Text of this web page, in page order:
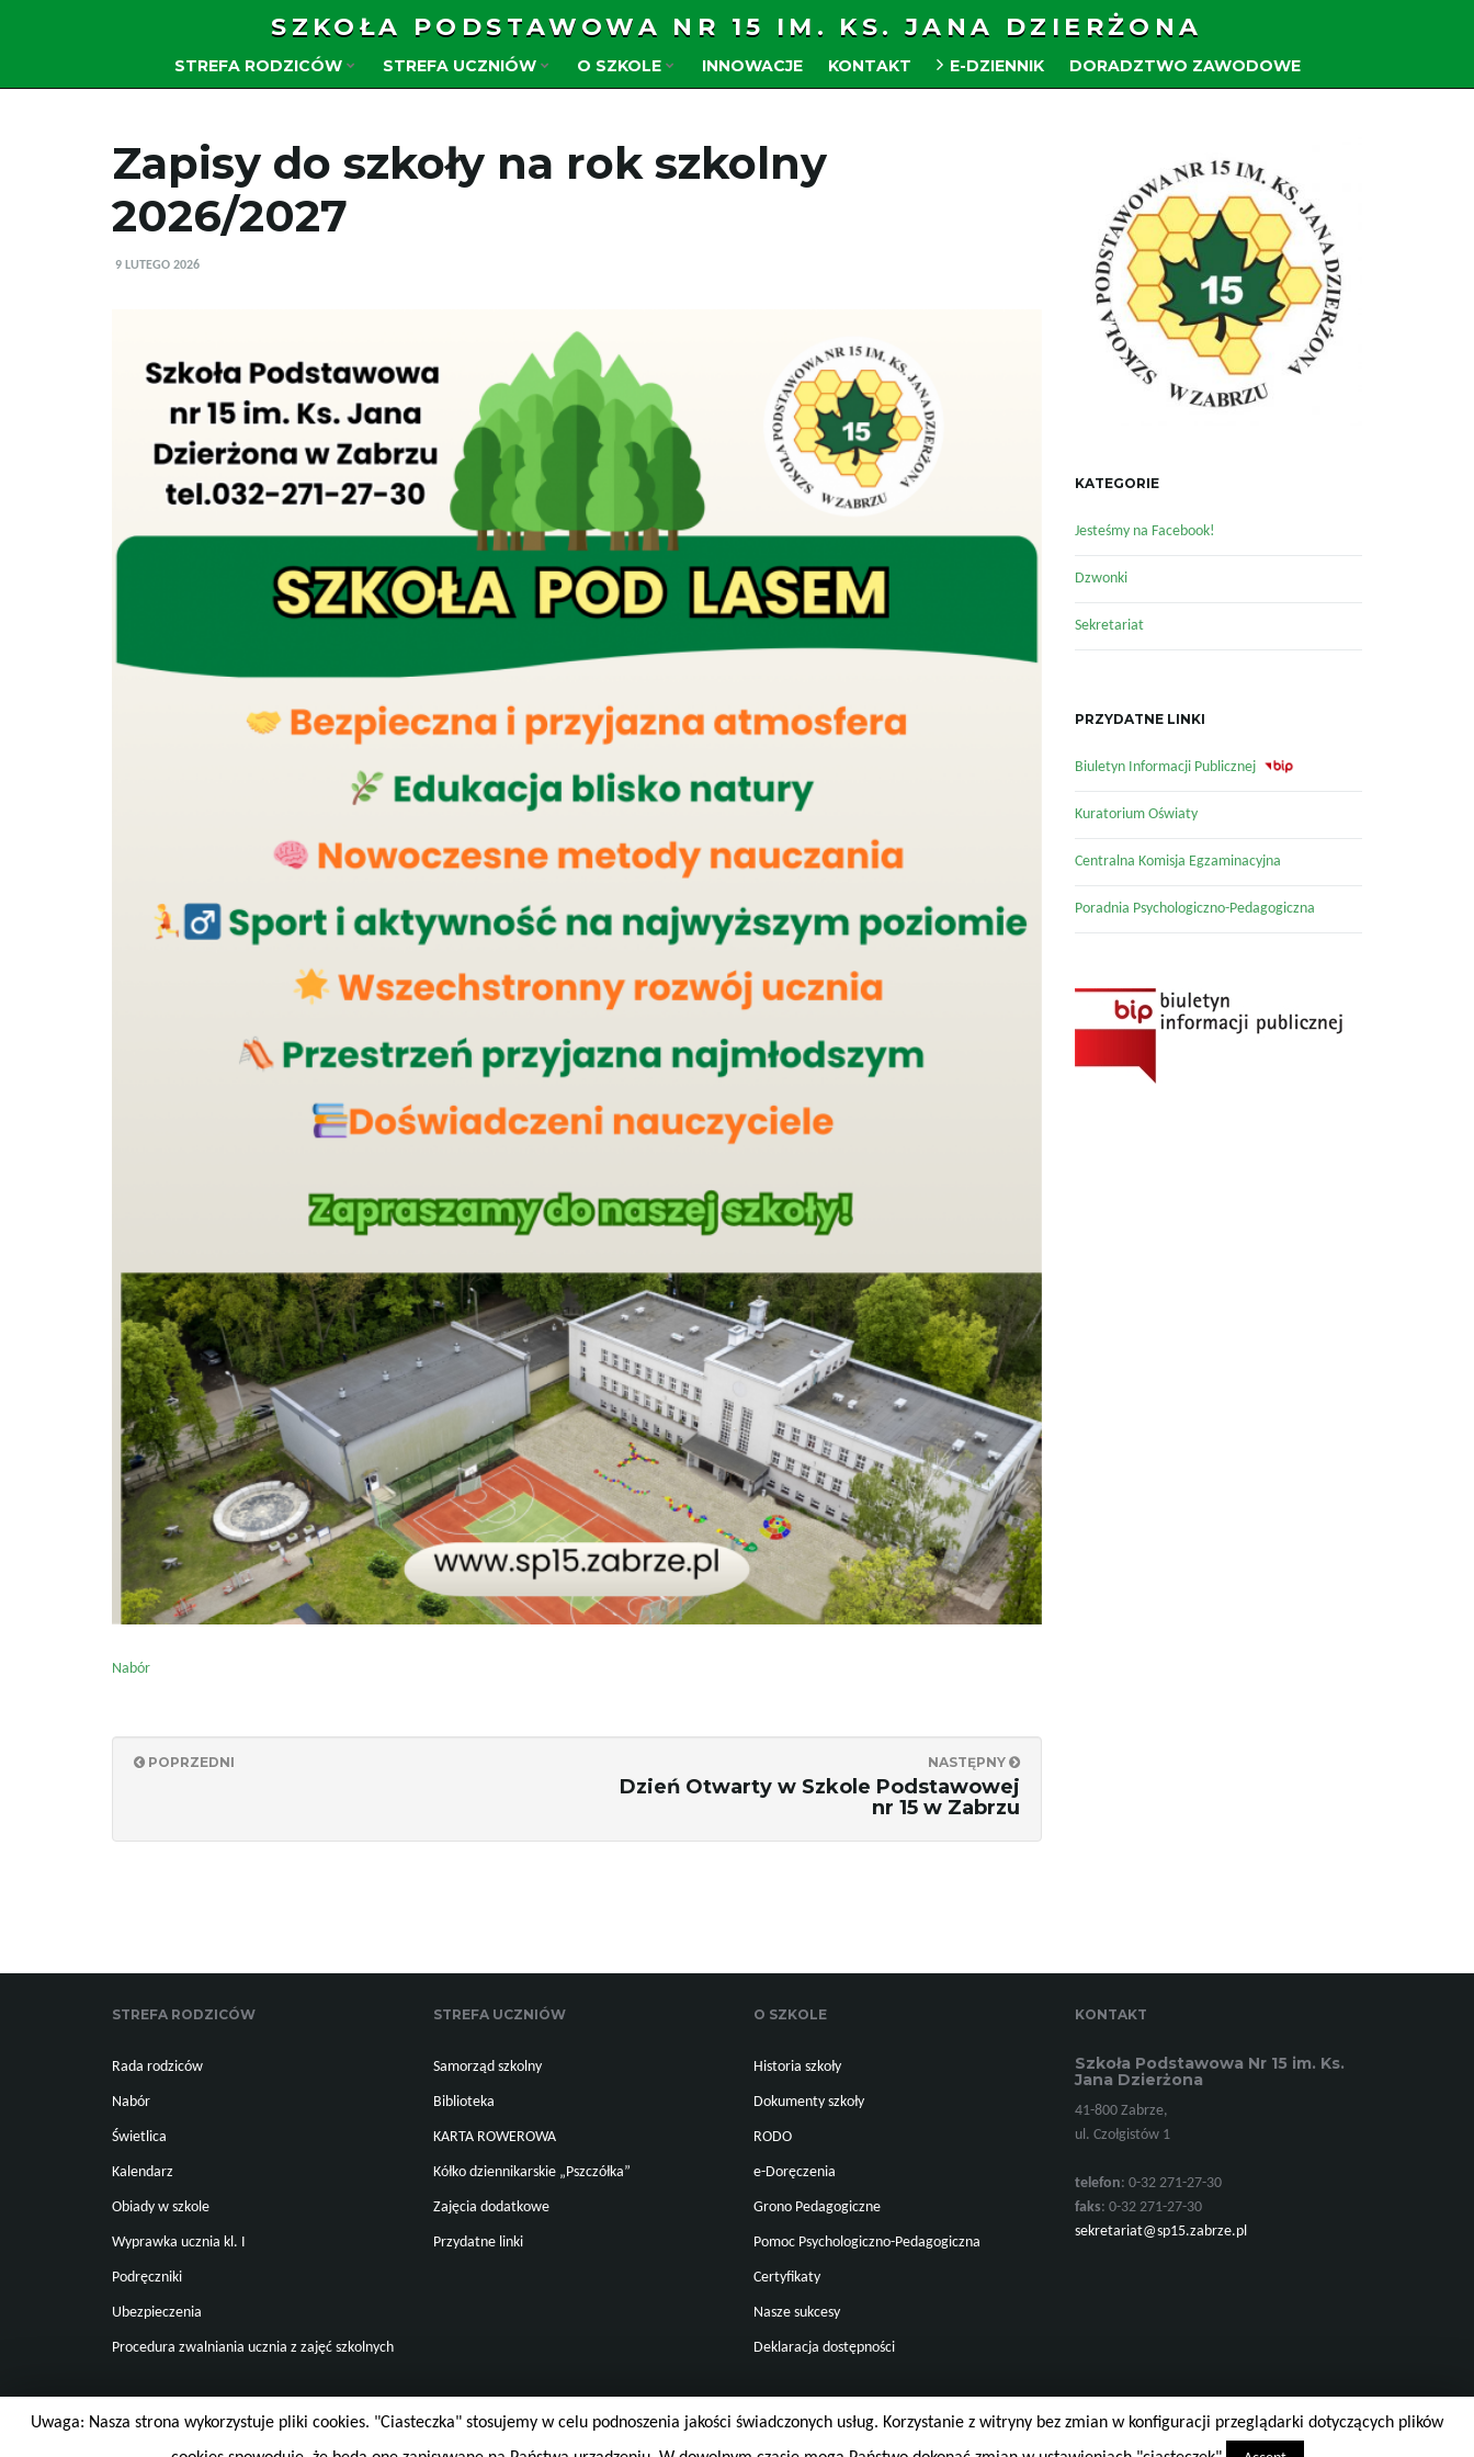
SZKOŁA PODSTAWOWA NR 15 IM. KS. JANA DZIERŻONA
STREFA RODZICÓW STREFA UCZNIÓW O SZKOLE INNOWACJE KONTAKT E-DZIENNIK DORADZTWO ZAWODOWE
Zapisy do szkoły na rok szkolny
2026/2027
9 LUTEGO 2026
Nabór
POPRZEDNI NASTĘPNY
Dzień Otwarty w Szkole Podstawowej
nr 15 w Zabrzu
KATEGORIE
Jesteśmy na Facebook!
Dzwonki
Sekretariat
PRZYDATNE LINKI
Biuletyn Informacji Publicznej
Kuratorium Oświaty
Centralna Komisja Egzaminacyjna
Poradnia Psychologiczno-Pedagogiczna
STREFA RODZICÓW
Rada rodziców
Nabór
Świetlica
Kalendarz
Obiady w szkole
Wyprawka ucznia kl. I
Podręczniki
Ubezpieczenia
Procedura zwalniania ucznia z zajęć szkolnych
STREFA UCZNIÓW
Samorząd szkolny
Biblioteka
KARTA ROWEROWA
Kółko dziennikarskie „Pszczółka”
Zajęcia dodatkowe
Przydatne linki
O SZKOLE
Historia szkoły
Dokumenty szkoły
RODO
e-Doręczenia
Grono Pedagogiczne
Pomoc Psychologiczno-Pedagogiczna
Certyfikaty
Nasze sukcesy
Deklaracja dostępności
KONTAKT
Szkoła Podstawowa Nr 15 im. Ks.
Jana Dzierżona
41-800 Zabrze,
ul. Czołgistów 1
telefon: 0-32 271-27-30
faks: 0-32 271-27-30
sekretariat@sp15.zabrze.pl
© 2026 Szkoła Podstawowa Nr 15 im. Ks. Jana Dzierżona. Wszelkie prawa zastrzeżone.
Uwaga: Nasza strona wykorzystuje pliki cookies. "Ciasteczka" stosujemy w celu podnoszenia jakości świadczonych usług. Korzystanie z witryny bez zmian w konfiguracji przeglądarki dotyczących plików